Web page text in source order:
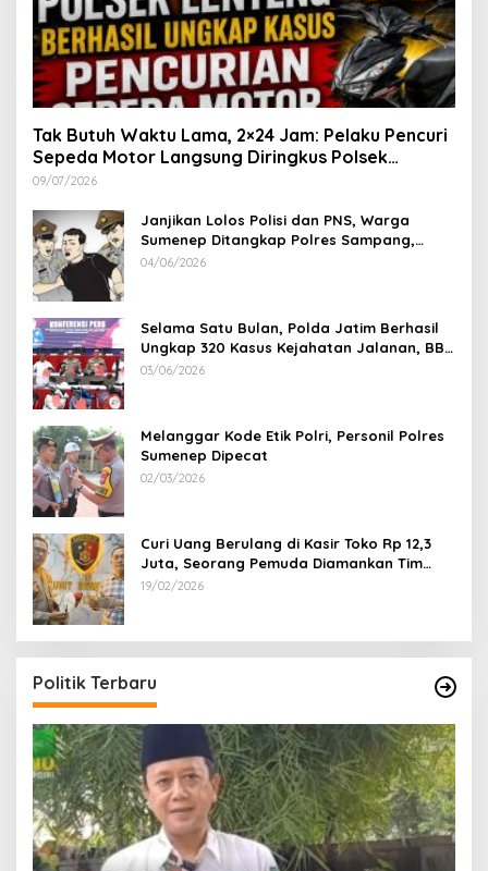
Tak Butuh Waktu Lama, 2×24 Jam: Pelaku Pencuri
Sepeda Motor Langsung Diringkus Polsek
Lenteng di Wilayah Manding
09/07/2026
Janjikan Lolos Polisi dan PNS, Warga
Sumenep Ditangkap Polres Sampang,
Korban Rugi Rp 600 juta
04/06/2026
Selama Satu Bulan, Polda Jatim Berhasil
Ungkap 320 Kasus Kejahatan Jalanan, BB
100 Sepeda Motor dan 12 Mobil Diamankan
03/06/2026
Melanggar Kode Etik Polri, Personil Polres
Sumenep Dipecat
02/03/2026
Curi Uang Berulang di Kasir Toko Rp 12,3
Juta, Seorang Pemuda Diamankan Tim
Reskrim Polsek Lenteng Sumenep
19/02/2026
Politik Terbaru